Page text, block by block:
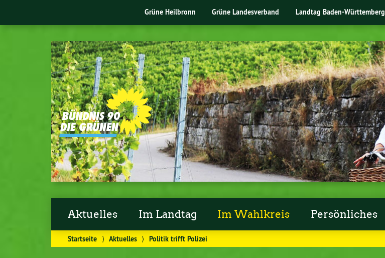
Grüne Heilbronn Grüne Landesverband Landtag Baden-Württemberg
Aktuelles Im Landtag Im Wahlkreis Persönliches
Startseite ⟩ Aktuelles ⟩ Politik trifft Polizei